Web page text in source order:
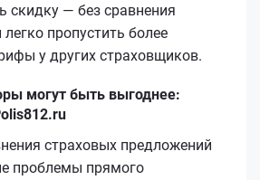
скидку — без сравнения
пропустить более
у других страховщиков.
могут быть выгоднее:
страховых предложений
проблемы прямого